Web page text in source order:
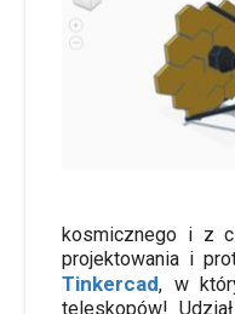
kosmicznego i z
projektowania i
Tinkercad, w
teleskopów!